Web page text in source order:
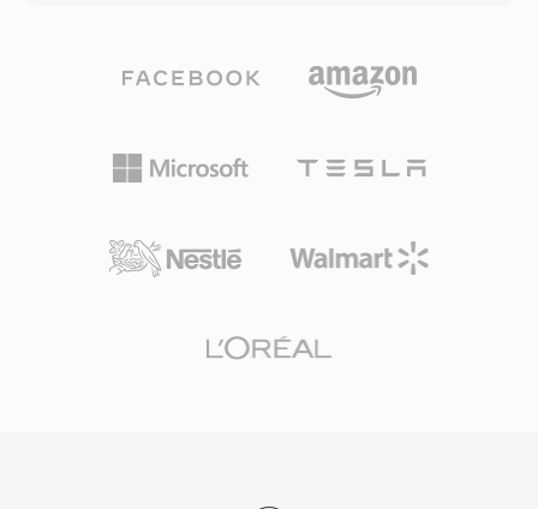
AAC、AC-3、またはMPEGオーディオとともに格
納します。TSは世界中のデジタルテレビ配信の
か、HTTP Live Streaming (HLS) を利用するIPTV
います。耐障害性、標準化された構造、幅広いコ
ーデックサポートにより、TSはライブ放送チェ
同様に適しています。
と映像以外に、VOBファイルはビットマップオ
ューインタラクション用のナビゲーションデー
タ、チャプターポイント情報も格納します。ファ
置かれ、命名規則 (VTS_01_1.VOBなど) はコンテ
件に対応するため約1 GBに制限されており、よ